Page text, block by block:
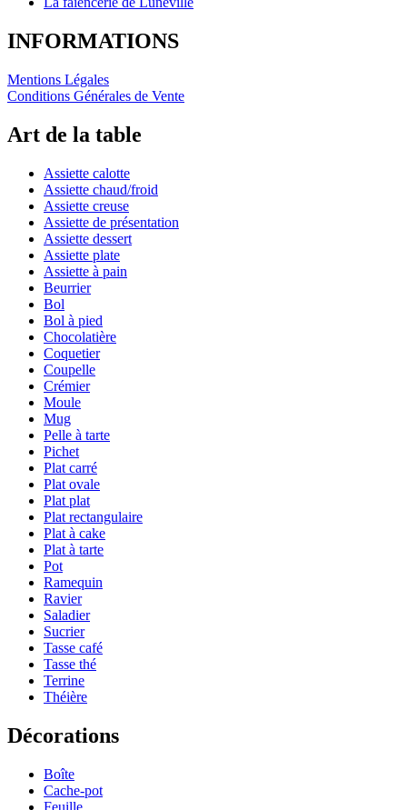
INFORMATIONS
Mentions Légales
Conditions Générales de Vente
Art de la table
Assiette calotte
Assiette chaud/froid
Assiette creuse
Assiette de présentation
Assiette dessert
Assiette plate
Assiette à pain
Beurrier
Bol
Bol à pied
Chocolatière
Coquetier
Coupelle
Crémier
Moule
Mug
Pelle à tarte
Pichet
Plat carré
Plat ovale
Plat plat
Plat rectangulaire
Plat à cake
Plat à tarte
Pot
Ramequin
Ravier
Saladier
Sucrier
Tasse café
Tasse thé
Terrine
Théière
Décorations
Boîte
Cache-pot
Feuille